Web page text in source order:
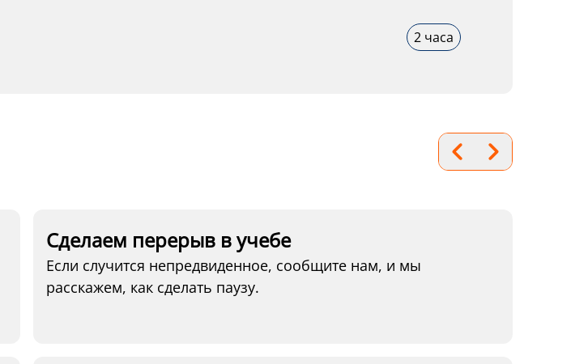
2 часа
Сделаем перерыв в учебе
Если случится непредвиденное, сообщите нам, и мы
расскажем, как сделать паузу.